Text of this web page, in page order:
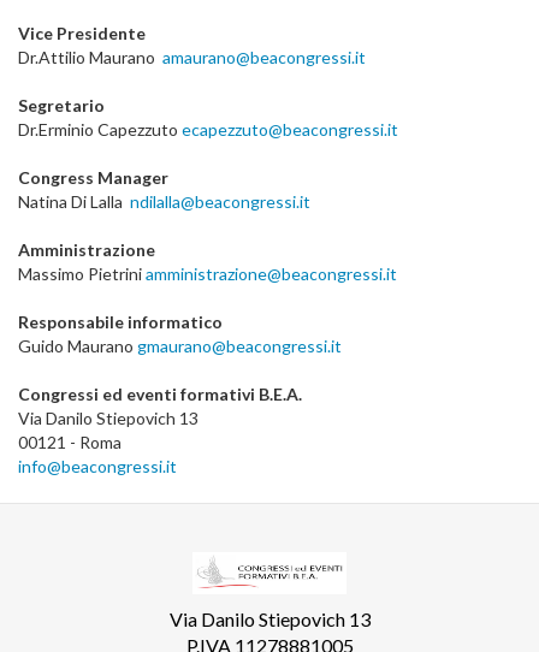
Vice Presidente
Dr.Attilio Maurano amaurano@beacongressi.it
Segretario
Dr.Erminio Capezzuto ecapezzuto@beacongressi.it
Congress Manager
Natina Di Lalla ndilalla@beacongressi.it
Amministrazione
Massimo Pietriniamministrazione@beacongressi.it
Responsabile informatico
Guido Maurano gmaurano@beacongressi.it
Congressi ed eventi formativi B.E.A.
Via Danilo Stiepovich 13
00121 - Roma
info@beacongressi.it
Via Danilo Stiepovich 13
P.IVA 11278881005